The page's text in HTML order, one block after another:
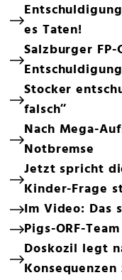
es Taten!
Salzburger
Stocker
falsch“
Nach Mega-
Notbremse
Jetzt spricht
Kinder-Frage
Im Video: Das
Pigs-ORF-
Doskozil legt